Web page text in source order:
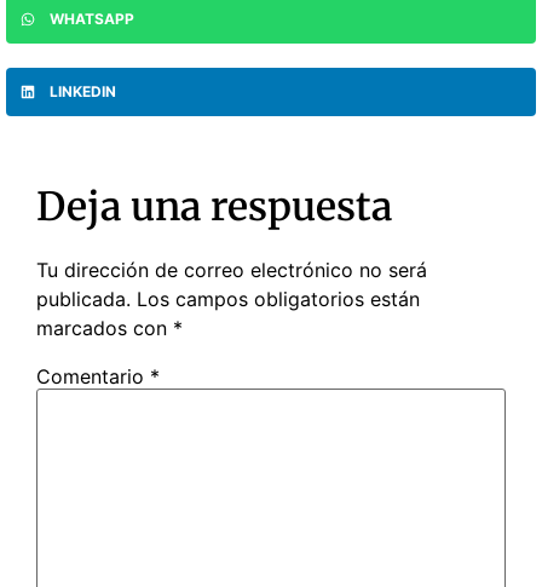
WHATSAPP
LINKEDIN
Deja una respuesta
Tu dirección de correo electrónico no será
publicada. Los campos obligatorios están
marcados con *
Comentario *